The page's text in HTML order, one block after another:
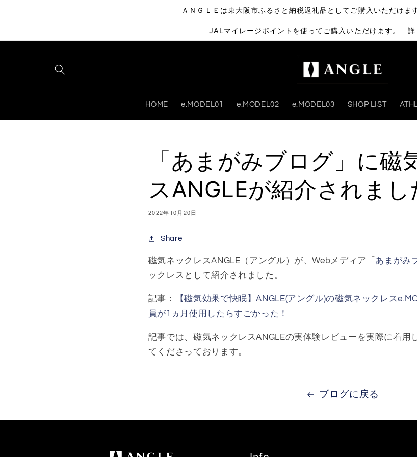
ＡＮＧＬＥは東大阪市ふるさと納税返礼品としてご購入いただけ
JALマイレージポイントを使ってご購入いただけます。 詳
HOME e.MODEL01 e.MODEL02 e.MODEL03 SHOP LIST
「あまがみブログ」に磁
スANGLEが紹介されまし
2022年10月20日
Share
磁気ネックレスANGLE（アングル）が、Webメディア「 あまがみ
ックレスとして紹介されました。
記事：
【磁気効果で快眠】ANGLE(アングル)の磁気ネックレス
員が1ヵ月使用したらすごかった！
記事では、磁気ネックレスANGLEの実体験レビューを実際に着用
てくださっております。
ブログに戻る